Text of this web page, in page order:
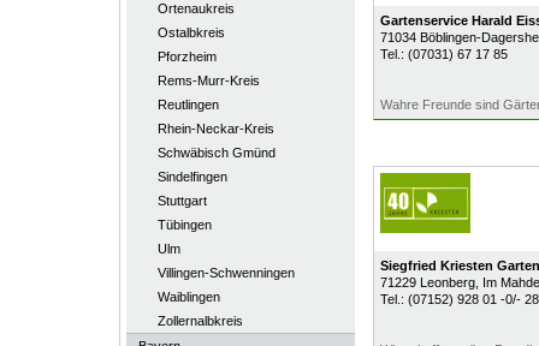
Ortenaukreis
Ostalbkreis
Pforzheim
Rems-Murr-Kreis
Reutlingen
Rhein-Neckar-Kreis
Schwäbisch Gmünd
Sindelfingen
Stuttgart
Tübingen
Ulm
Villingen-Schwenningen
Waiblingen
Zollernalbkreis
Gartenservice Harald
71034 Böblingen-
Tel.: (07031) 67 17 85
Wahre Freunde sind
Siegfried Kriesten
71229 Leonberg, Im
Tel.: (07152) 928 01 -0/- 28